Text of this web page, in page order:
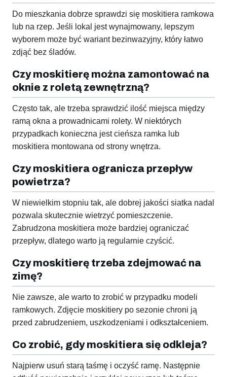
Do mieszkania dobrze sprawdzi się moskitiera ramkowa
lub na rzep. Jeśli lokal jest wynajmowany, lepszym
wyborem może być wariant bezinwazyjny, który łatwo
zdjąć bez śladów.
Czy moskitierę można zamontować na
oknie z roletą zewnętrzną?
Często tak, ale trzeba sprawdzić ilość miejsca między
ramą okna a prowadnicami rolety. W niektórych
przypadkach konieczna jest cieńsza ramka lub
moskitiera montowana od strony wnętrza.
Czy moskitiera ogranicza przepływ
powietrza?
W niewielkim stopniu tak, ale dobrej jakości siatka nadal
pozwala skutecznie wietrzyć pomieszczenie.
Zabrudzona moskitiera może bardziej ograniczać
przepływ, dlatego warto ją regularnie czyścić.
Czy moskitierę trzeba zdejmować na
zimę?
Nie zawsze, ale warto to zrobić w przypadku modeli
ramkowych. Zdjęcie moskitiery po sezonie chroni ją
przed zabrudzeniem, uszkodzeniami i odkształceniem.
Co zrobić, gdy moskitiera się odkleja?
Najpierw usuń starą taśmę i oczyść ramę. Następnie